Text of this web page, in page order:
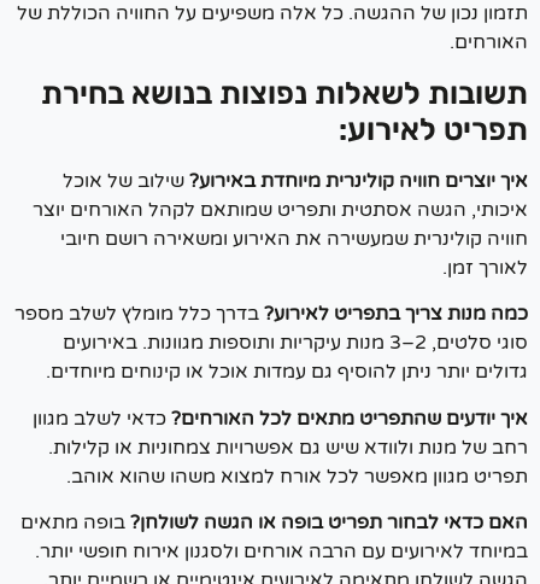
נכון של ההגשה.כל אלה משפיעים על החוויה הכוללת של
לשאלות נפוצות בנושא בחירת
לאירוע:
יוצרים חוויה קולינרית מיוחדת באירוע?שילוב של אוכל
הגשה אסתטית ותפריט שמותאם לקהל האורחים יוצר
קולינרית שמעשירה את האירוע ומשאירה רושם חיובי
זמן.
מנות צריך בתפריט לאירוע?בדרך כלל מומלץ לשלב מספר
סוגי סלטים, 2–3 מנות עיקריות ותוספות מגוונות. באירועים
יותר ניתן להוסיף גם עמדות אוכל או קינוחים מיוחדים.
יודעים שהתפריט מתאים לכל האורחים?כדאי לשלב מגוון
של מנות ולוודא שיש גם אפשרויות צמחוניות או קלילות.
מגוון מאפשר לכל אורח למצוא משהו שהוא אוהב.
כדאי לבחור תפריט בופה או הגשה לשולחן?בופה מתאים
לאירועים עם הרבה אורחים ולסגנון אירוח חופשי יותר.